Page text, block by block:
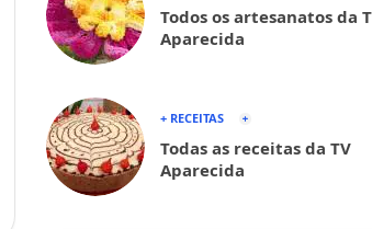
Todos os artesanatos da
Aparecida
+ RECEITAS
Todas as receitas da TV
Aparecida